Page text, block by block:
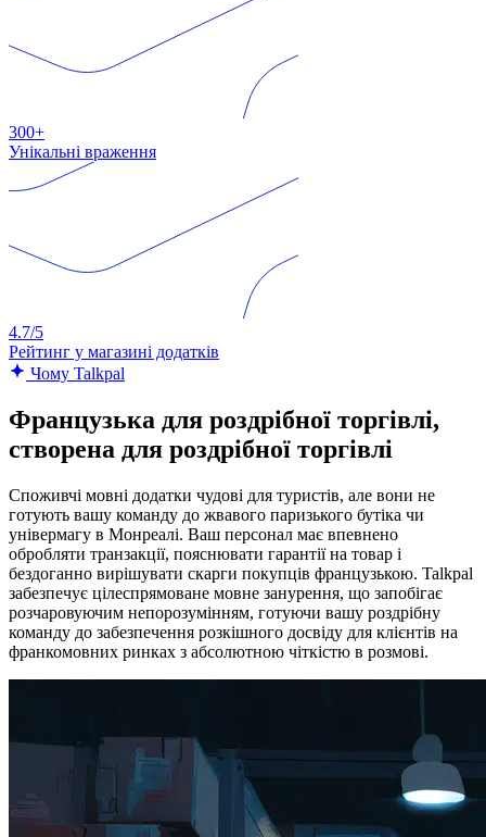
300+
Унікальні враження
4.7/5
Рейтинг у магазині додатків
Чому Talkpal
Французька для роздрібної торгівлі,
створена для роздрібної торгівлі
Споживчі мовні додатки чудові для туристів, але вони не
готують вашу команду до жвавого паризького бутіка чи
універмагу в Монреалі. Ваш персонал має впевнено
обробляти транзакції, пояснювати гарантії на товар і
бездоганно вирішувати скарги покупців французькою. Talkpal
забезпечує цілеспрямоване мовне занурення, що запобігає
розчаровуючим непорозумінням, готуючи вашу роздрібну
команду до забезпечення розкішного досвіду для клієнтів на
франкомовних ринках з абсолютною чіткістю в розмові.